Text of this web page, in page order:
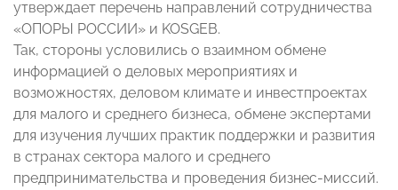
утверждает перечень направлений сотрудничества
«ОПОРЫ РОССИИ» и KOSGEB.
Так, стороны условились о взаимном обмене
информацией о деловых мероприятиях и
возможностях, деловом климате и инвестпроектах
для малого и среднего бизнеса, обмене экспертами
для изучения лучших практик поддержки и развития
в странах сектора малого и среднего
предпринимательства и проведения бизнес-миссий.